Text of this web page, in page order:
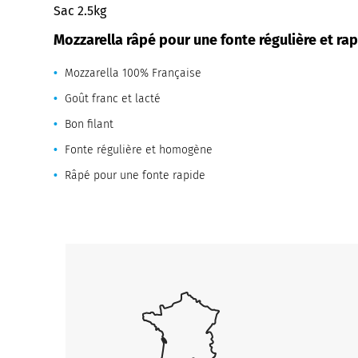
Sac 2.5kg
Mozzarella râpé pour une fonte régulière et
Mozzarella 100% Française
Goût franc et lacté
Bon filant
Fonte régulière et homogène
Râpé pour une fonte rapide